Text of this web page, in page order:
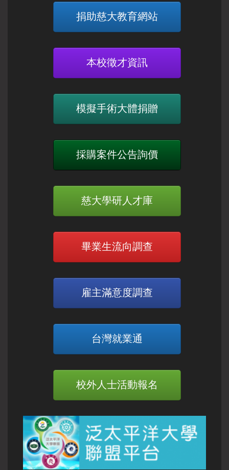
捐助慈大教育網站
本校徵才資訊
模擬手術大體捐贈
採購案件公告詢價
慈大學研人才庫
畢業生流向調查
雇主滿意度調查
台灣就業通
校外人士活動報名